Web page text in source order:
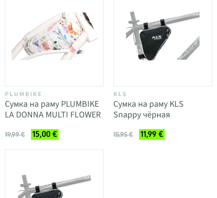
PLUMBIKE
Сумка на раму PLUMBIKE
LA DONNA MULTI FLOWER
19,99 € 15,00 €
KLS
Сумка на раму KLS
Snappy чёрная
15,95 € 11,99 €